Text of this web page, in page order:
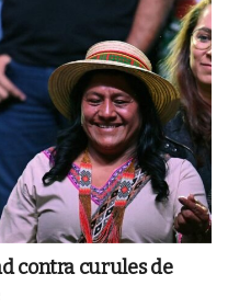
contra curules de